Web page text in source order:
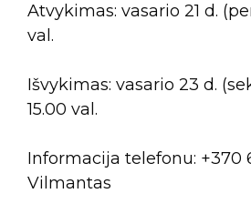
Atvykimas: vasario 21 d.
val.
Išvykimas: vasario 23 d.
15.00 val.
Informacija telefonu: +370
Vilmantas